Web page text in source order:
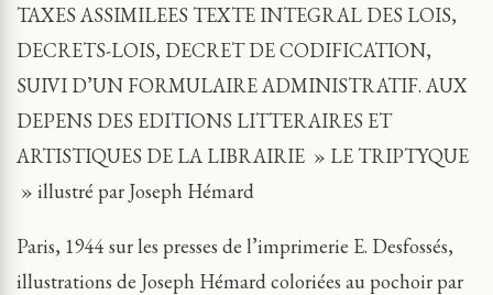
TAXES ASSIMILEES TEXTE INTEGRAL DES LOIS,
DECRETS-LOIS, DECRET DE CODIFICATION,
SUIVI D’UN FORMULAIRE ADMINISTRATIF. AUX
DEPENS DES EDITIONS LITTERAIRES ET
ARTISTIQUES DE LA LIBRAIRIE » LE TRIPTYQUE
» illustré par Joseph Hémard
Paris, 1944 sur les presses de l’imprimerie E. Desfossés,
illustrations de Joseph Hémard coloriées au pochoir par